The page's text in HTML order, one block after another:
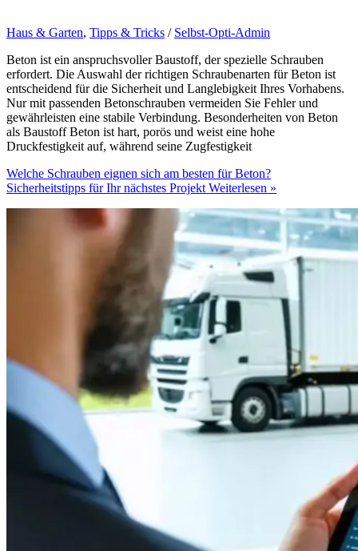
Haus & Garten, Tipps & Tricks / Selbst-Opti-Admin
Beton ist ein anspruchsvoller Baustoff, der spezielle Schrauben
erfordert. Die Auswahl der richtigen Schraubenarten für Beton ist
entscheidend für die Sicherheit und Langlebigkeit Ihres Vorhabens.
Nur mit passenden Betonschrauben vermeiden Sie Fehler und
gewährleisten eine stabile Verbindung. Besonderheiten von Beton
als Baustoff Beton ist hart, porös und weist eine hohe
Druckfestigkeit auf, während seine Zugfestigkeit
Welche Schrauben eignen sich am besten für Beton?
Sicherheitstipps für Ihr nächstes Projekt Weiterlesen »